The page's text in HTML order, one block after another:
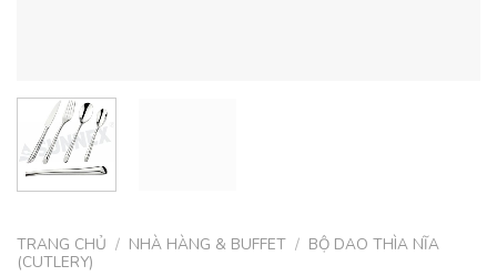
TRANG CHỦ / NHÀ HÀNG & BUFFET / BỘ DAO THÌA NĨA
(CUTLERY)